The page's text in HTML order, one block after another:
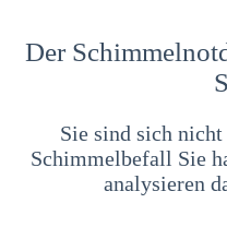
Der
Sie sind sich
Schimmelbefall Sie
analysieren